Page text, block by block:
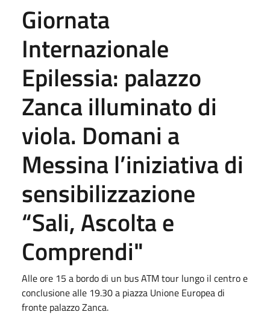
Giornata
Internazionale
Epilessia: palazzo
Zanca illuminato di
viola. Domani a
Messina l’iniziativa di
sensibilizzazione
“Sali, Ascolta e
Comprendi"
Alle ore 15 a bordo di un bus ATM tour lungo il centro e
conclusione alle 19.30 a piazza Unione Europea di
fronte palazzo Zanca.